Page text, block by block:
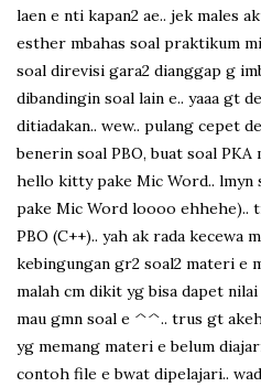
laen e nti kapan2 ae.. jek males
esther mbahas soal praktikum
soal direvisi gara2 dianggap g
dibandingin soal lain e.. yaaa gt
ditiadakan.. wew.. pulang cepet
benerin soal PBO, buat soal
hello kitty pake Mic Word.. lmyn
pake Mic Word loooo ehhehe)..
PBO (C++).. yah ak rada kecewa
kebingungan gr2 soal2 materi e
malah cm dikit yg bisa dapet
mau gmn soal e ^^.. trus gt
yg memang materi e belum
contoh file e bwat dipelajari..